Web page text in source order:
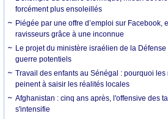
forcément plus ensoleillés
Piégée par une offre d’emploi sur Facebook,
ravisseurs grâce à une inconnue
Le projet du ministère israélien de la
guerre potentiels
Travail des enfants au Sénégal : pourquoi
peinent à saisir les réalités locales
Afghanistan : cinq ans après, l'offensive des
s'intensifie